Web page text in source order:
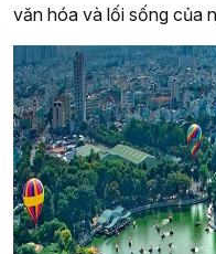
văn hóa và lối sống của